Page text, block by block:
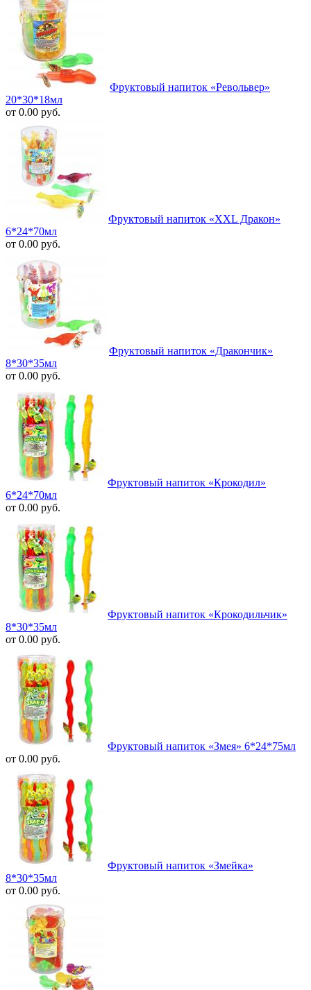
Фруктовый напиток «Револьвер»
20*30*18мл
от 0.00 руб.
Фруктовый напиток «XXL Дракон»
6*24*70мл
от 0.00 руб.
Фруктовый напиток «Дракончик»
8*30*35мл
от 0.00 руб.
Фруктовый напиток «Крокодил»
6*24*70мл
от 0.00 руб.
Фруктовый напиток «Крокодильчик»
8*30*35мл
от 0.00 руб.
Фруктовый напиток «Змея» 6*24*75мл
от 0.00 руб.
Фруктовый напиток «Змейка»
8*30*35мл
от 0.00 руб.